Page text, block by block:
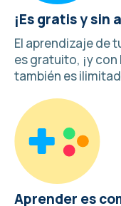
¡Es gratis y sin
El aprendizaje de
es gratuito, ¡y
también es
Aprender es